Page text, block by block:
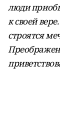
люди
к своей
строятся